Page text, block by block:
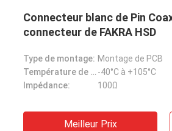
Connecteur blanc de Pin
connecteur de FAKRA HSD
Type de montage: Montage de PCB
Température de fonctionnement: -40°C à +105°C
Impédance:
100Ω
Meilleur Prix